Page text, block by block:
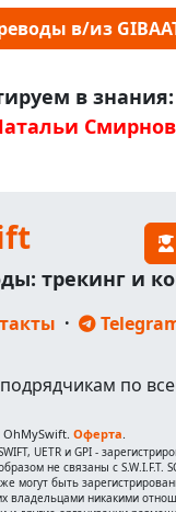
в/из
в знания:
трекинг и
·
по
OhMySwift. Оферта.
UETR и GPI -
не связаны с S.W.I.F.T.
могут быть
владельцами никакими